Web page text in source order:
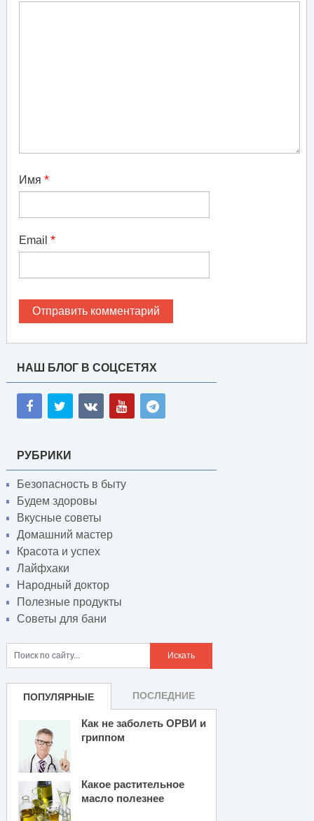
Имя*
Email*
НАШ БЛОГ В СОЦСЕТЯХ
РУБРИКИ
Безопасность в быту
Будем здоровы
Вкусные советы
Домашний мастер
Красота и успех
Лайфхаки
Народный доктор
Полезные продукты
Советы для бани
ПОПУЛЯРНЫЕ ПОСЛЕДНИЕ
Как не заболеть ОРВИ и
гриппом
Какое растительное
масло полезнее